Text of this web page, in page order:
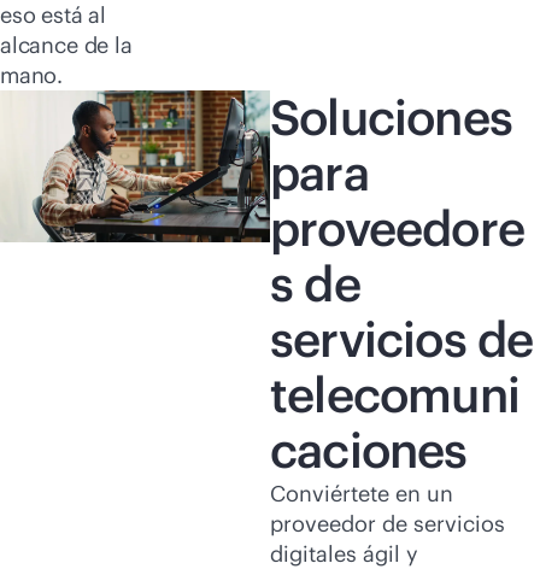
eso está al
alcance de la
mano.
Soluciones
para
proveedore
s de
servicios de
telecomuni
caciones
Conviértete en un
proveedor de servicios
digitales ágil y